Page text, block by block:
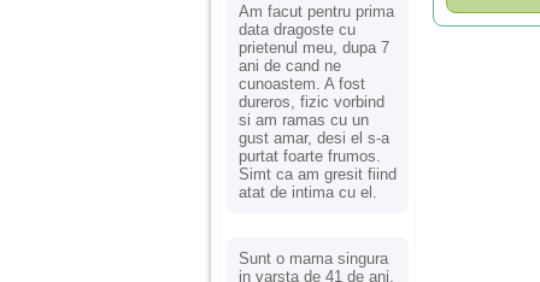
Am facut pentru prima
data dragoste cu
prietenul meu, dupa 7
ani de cand ne
cunoastem. A fost
dureros, fizic vorbind
si am ramas cu un
gust amar, desi el s-a
purtat foarte frumos.
Simt ca am gresit fiind
atat de intima cu el.
Sunt o mama singura
in varsta de 41 de ani,